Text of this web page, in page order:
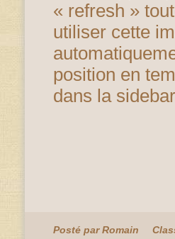
« refresh »
utiliser cette
position en
dans la
Posté par Romain